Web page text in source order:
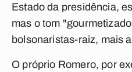
Estado da presidência,
mas o tom
bolsonaristas-raiz, mais
O próprio Romero, por